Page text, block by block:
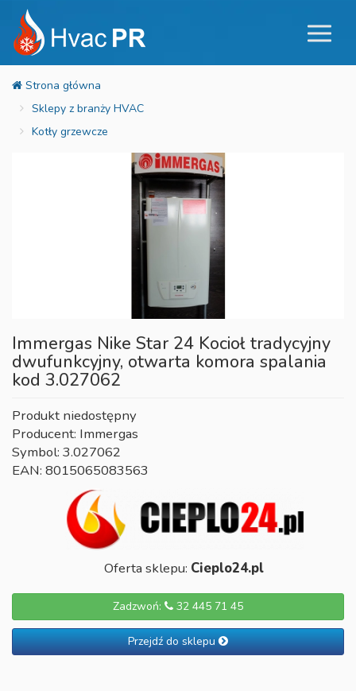
Sklepy z branży HVAC
Kotły grzewcze
Immergas Nike Star 24 Kocioł tradycyjny
dwufunkcyjny, otwarta komora spalania
kod 3.027062
Produkt niedostępny
Producent: Immergas
Symbol: 3.027062
EAN: 8015065083563
Oferta sklepu: Cieplo24.pl
Zadzwoń: 32 445 71 45
Przejdź do sklepu